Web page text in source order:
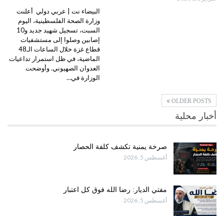
البيضاء نت | عربي دولي أعلنت
وزارة الصحة الفلسطينية، اليوم
السبت، تسجيل شهيد جديد و10
إصابين وصلوا إلى مستشفيات
قطاع غزة خلال الساعات الـ48
الماضية، في ظل استمرار تداعيات
العدوان الصهيوني. وأوضحت
الوزارة في…
OLDER POSTS
أخبار محلية
صرخة يمنية تكشف كلفة الحصار
أغسطس 5, 2026
مفتي الديار: رضا الله فوق كل اعتبار
أغسطس 5, 2026